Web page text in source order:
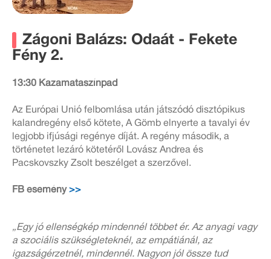
Zágoni Balázs: Odaát - Fekete
Fény 2.
13:30 Kazamataszínpad
Az Európai Unió felbomlása után játszódó disztópikus
kalandregény első kötete, A Gömb elnyerte a tavalyi év
legjobb ifjúsági regénye díját. A regény második, a
történetet lezáró kötetéről Lovász Andrea és
Pacskovszky Zsolt beszélget a szerzővel.
FB esemény >>
„Egy jó ellenségkép mindennél többet ér. Az anyagi vagy
a szociális szükségleteknél, az empátiánál, az
igazságérzetnél, mindennél. Nagyon jól össze tud